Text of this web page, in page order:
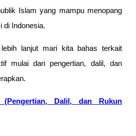
Islam yang mampu menopang
di Indonesia.
lebih lanjut mari kita bahas terkait
mulai dari pengertian, dalil, dan
(Pengertian, Dalil, dan Rukun